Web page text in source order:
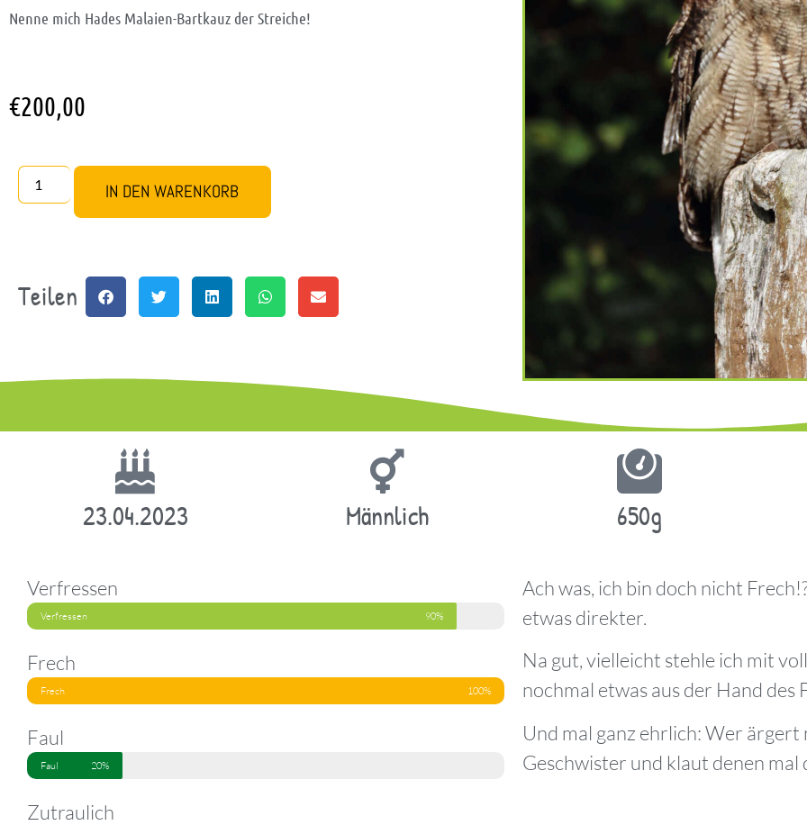
Nenne mich Hades Malaien-Bartkauz der Streiche!
€200,00
IN DEN WARENKORB
Teilen
23.04.2023 Männlich 650g
Verfressen
Verfressen 90%
Frech
Frech 100%
Faul
Faul 20%
Zutraulich
Ach was, ich bin doch nicht
etwas direkter.
Na gut, vielleicht stehle ich mit
nochmal etwas aus der Hand des
Und mal ganz ehrlich: Wer ärgert
Geschwister und klaut denen mal